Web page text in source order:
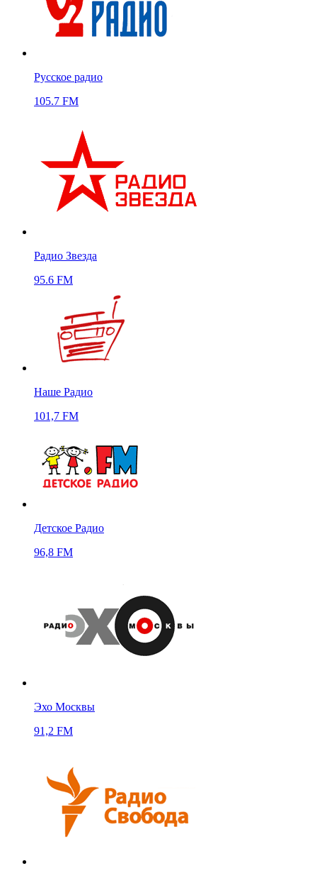
Русское радио
105.7 FM
Радио Звезда
95.6 FM
Наше Радио
101,7 FM
Детское Радио
96,8 FM
Эхо Москвы
91,2 FM